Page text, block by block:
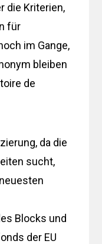
die Kriterien,
für
im Gange,
bleiben
de
da die
sucht,
Blocks und
der EU